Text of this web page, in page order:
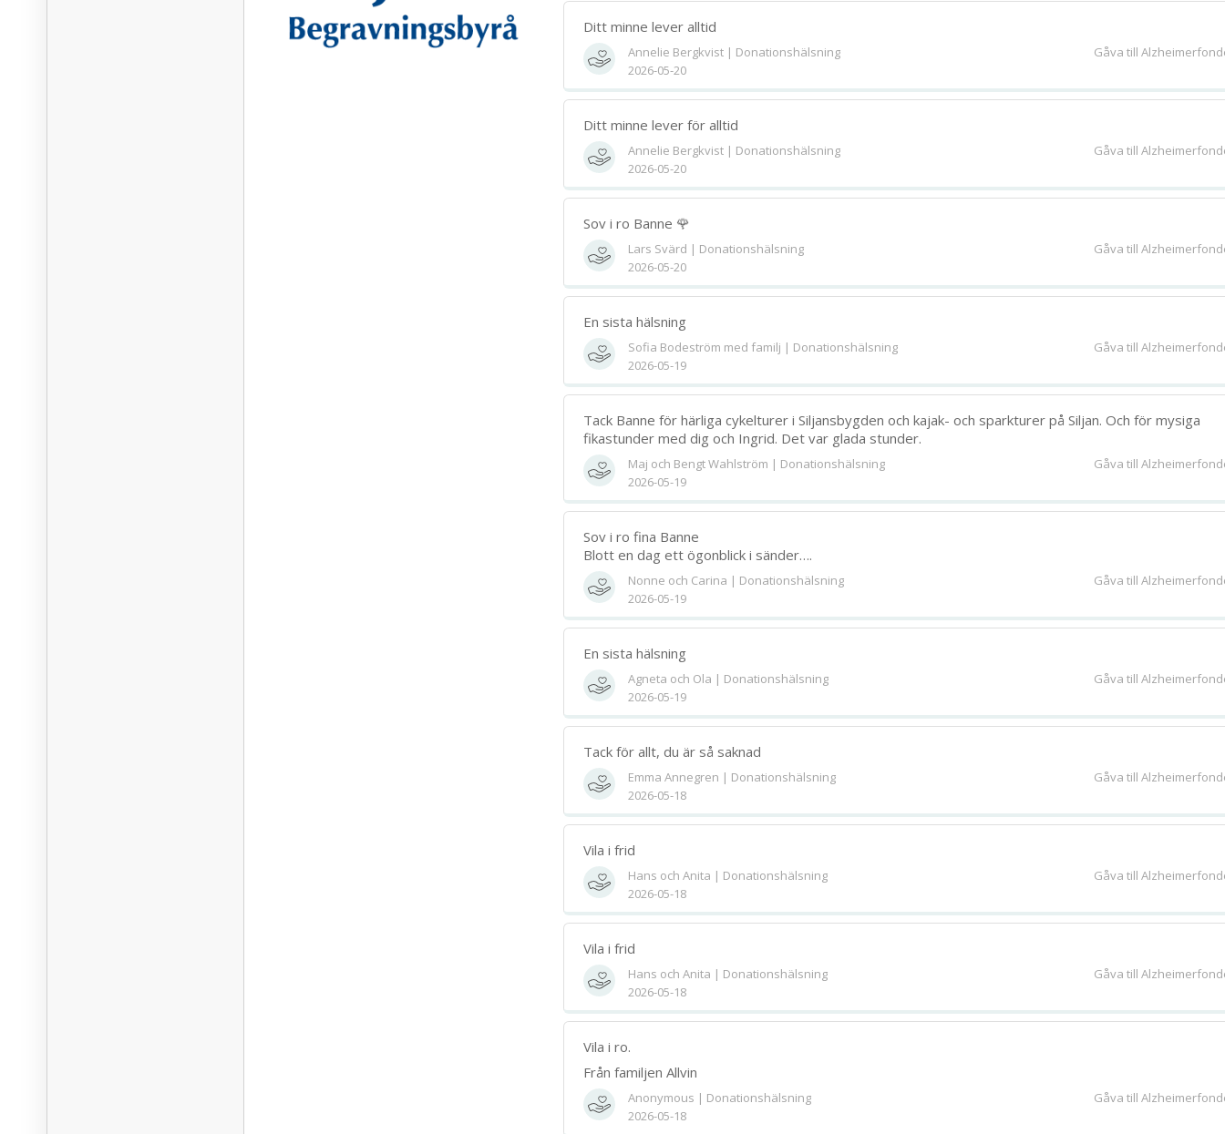
Ditt minne lever alltid
Annelie Bergkvist | Donationshälsning
2026-05-20
Gåva till
Ditt minne lever för alltid
Annelie Bergkvist | Donationshälsning
2026-05-20
Gåva till
Sov i ro Banne 🌹
Lars Svärd | Donationshälsning
2026-05-20
Gåva till
En sista hälsning
Sofia Bodeström med familj | Donationshälsning
2026-05-19
Gåva till
Tack Banne för härliga cykelturer i Siljansbygden och kajak- och sparkturer på Siljan. Och för mysiga
fikastunder med dig och Ingrid. Det var glada stunder.
Maj och Bengt Wahlström | Donationshälsning
2026-05-19
Gåva till
Sov i ro fina Banne
Blott en dag ett ögonblick i sänder….
Nonne och Carina | Donationshälsning
2026-05-19
Gåva till
En sista hälsning
Agneta och Ola | Donationshälsning
2026-05-19
Gåva till
Tack för allt, du är så saknad
Emma Annegren | Donationshälsning
2026-05-18
Gåva till
Vila i frid
Hans och Anita | Donationshälsning
2026-05-18
Gåva till
Vila i frid
Hans och Anita | Donationshälsning
2026-05-18
Gåva till
Vila i ro.
Från familjen Allvin
Anonymous | Donationshälsning
2026-05-18
Gåva till